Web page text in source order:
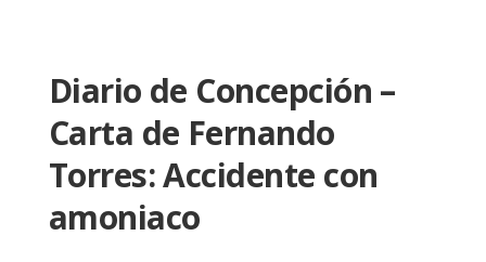
Diario de Concepción –
Carta de Fernando
Torres: Accidente con
amoniaco